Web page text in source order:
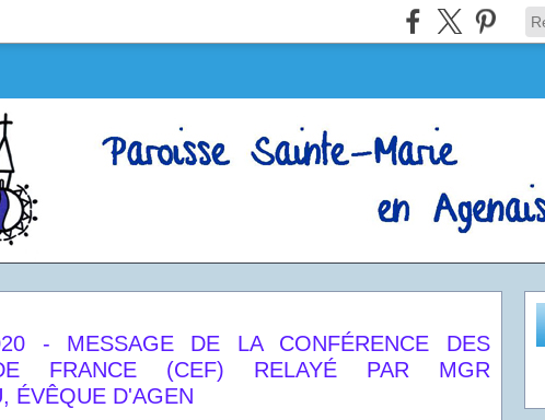
- MESSAGE DE LA CONFÉRENCE DES
FRANCE (CEF) RELAYÉ PAR MGR
ÉVÊQUE D'AGEN